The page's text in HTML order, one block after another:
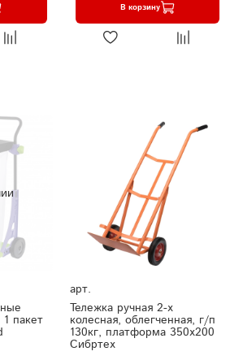
В корзину
пакет
арт.
Тележка ручная 2-х
колесная, облегченная, г/п
130кг, платформа 350х200
Сибртех